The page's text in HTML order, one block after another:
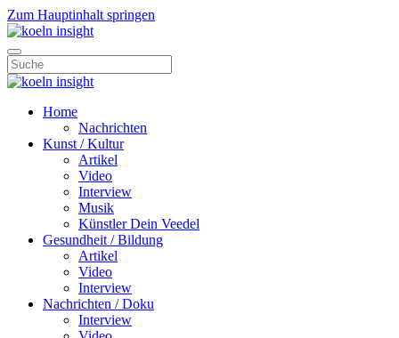
Zum Hauptinhalt springen
Home
Nachrichten
Kunst / Kultur
Artikel
Video
Interview
Musik
Künstler Dein Veedel
Gesundheit / Bildung
Artikel
Video
Interview
Nachrichten / Doku
Interview